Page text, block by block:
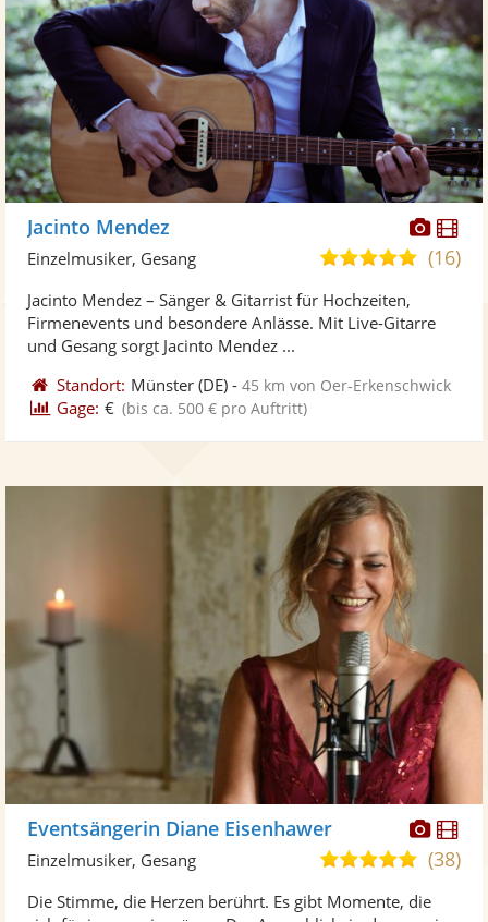
Jacinto Mendez
4,9(16)
Einzelmusiker, Gesang
Jacinto Mendez – Sänger & Gitarrist für Hochzeiten,
Firmenevents und besondere Anlässe. Mit Live-Gitarre
und Gesang sorgt Jacinto Mendez ...
Standort: Münster (DE) -45 km von Oer-Erkenschwick
Gage: € (bis ca. 500 € pro Auftritt)
Eventsängerin Diane Eisenhawer
5,0
5
(38)
Einzelmusiker, Gesang
Die Stimme, die Herzen berührt. Es gibt Momente, die